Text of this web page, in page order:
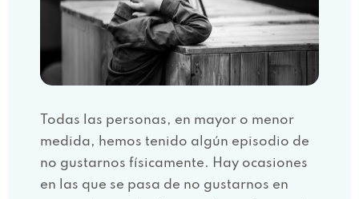
Todas las personas, en mayor o menor
medida, hemos tenido algún episodio de
no gustarnos físicamente. Hay ocasiones
en las que se pasa de no gustarnos en